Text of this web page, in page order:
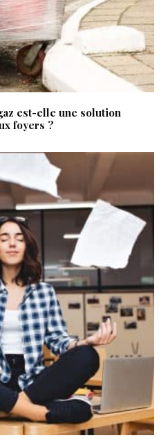
est-elle une solution
foyers ?